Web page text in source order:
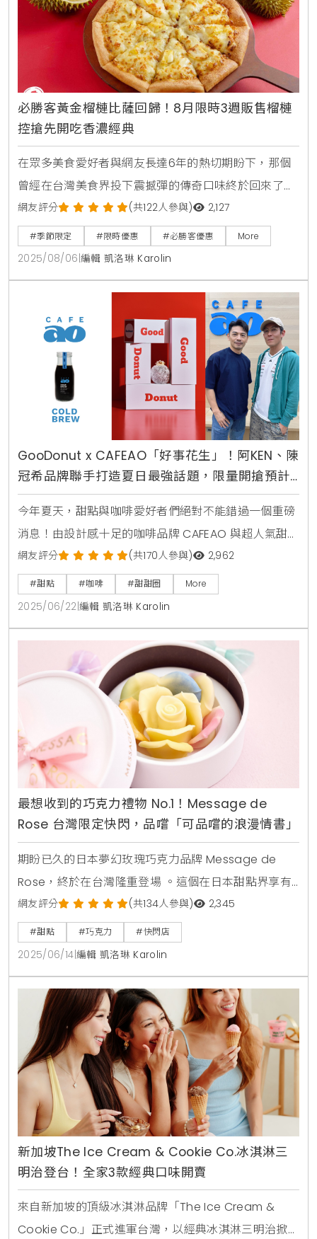
必勝客黃金榴槤比薩回歸！8月限時3週販售榴槤
控搶先開吃香濃經典
在眾多美食愛好者與網友長達6年的熱切期盼下，那個
曾經在台灣美食界投下震撼彈的傳奇口味終於回來了，
必勝客正式宣布，被譽為「最敢挑戰味蕾的比薩」的
「黃金榴槤比薩」將再度限時回歸市場，消息一出，立
刻在各大社群平台引發熱烈討論，無論是資深榴槤信徒
或是充滿好奇心的美食勇者，都準備好迎接這場夏日限
定的濃郁風味饗宴。睽違6年傳奇回歸，引爆社群回憶
殺時間回到2019年，必勝客首度推出「黃金榴槤比
薩」，其獨特的氣味
網友評分 (共122人參與) 2,127
#季節限定 #限時優惠 #必勝客優惠 More
2025/08/06 編輯 凱洛琳 Karolin
GooDonut x CAFEAO「好事花生」！阿KEN、陳
冠希品牌聯手打造夏日最強話題，限量開搶預計
引爆社群
今年夏天，甜點與咖啡愛好者們絕對不能錯過一個重磅
消息！由設計感十足的咖啡品牌 CAFEAO 與超人氣甜甜
圈名店 GooDonut 攜手合作，推出限定聯名商品，自
6月22日起正式上市。這場別開生面的創意合作，不僅
打破了甜點與飲品的界線，更巧妙地透過「交換販售」
的獨特方式，創造出雙品牌互相走訪的嶄新體驗。消費
者將能在不同的店鋪中，感受到驚喜與充滿儀式感的獨
特消費樂趣，預計將在社群媒體上引發一波新的打卡
網友評分 (共170人參與) 2,962
#甜點 #咖啡 #甜甜圈 More
2025/06/22 編輯 凱洛琳 Karolin
最想收到的巧克力禮物 No.1！Message de
Rose 台灣限定快閃，品嚐「可品嚐的浪漫情書」
期盼已久的日本夢幻玫瑰巧克力品牌 Message de
Rose，終於在台灣隆重登場 。這個在日本甜點界享有
盛名，並曾榮獲日本甜點誌票選「最想收到的巧克力禮
物 No.1」的品牌 ，由德際精品全新引進，於即日起至七
月六日，在台北 SOGO 百貨復興館 B3 樓中央手扶梯
旁，展開為期一個月的獨家快閃活動 。對於追求生活品
味，喜愛獨特甜點，或是正在尋找別緻贈禮的消費者而
言，Message de Rose
網友評分 (共134人參與) 2,345
#甜點 #巧克力 #快閃店
2025/06/14 編輯 凱洛琳 Karolin
新加坡The Ice Cream & Cookie Co.冰淇淋三
明治登台！全家3款經典口味開賣
來自新加坡的頂級冰淇淋品牌「The Ice Cream &
Cookie Co.」正式進軍台灣，以經典冰淇淋三明治掀